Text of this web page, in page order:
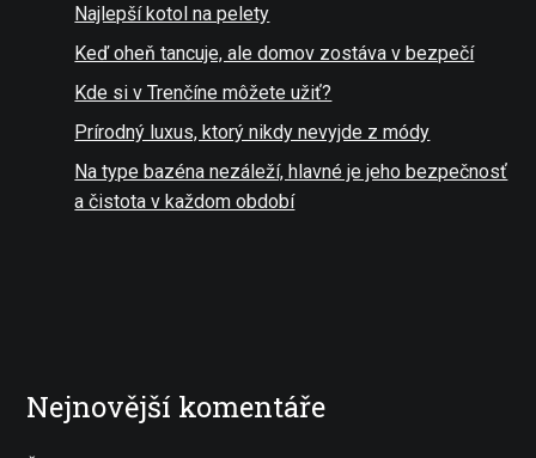
Najlepší kotol na pelety
Keď oheň tancuje, ale domov zostáva v bezpečí
Kde si v Trenčíne môžete užiť?
Prírodný luxus, ktorý nikdy nevyjde z módy
Na type bazéna nezáleží, hlavné je jeho bezpečnosť
a čistota v každom období
Nejnovější komentáře